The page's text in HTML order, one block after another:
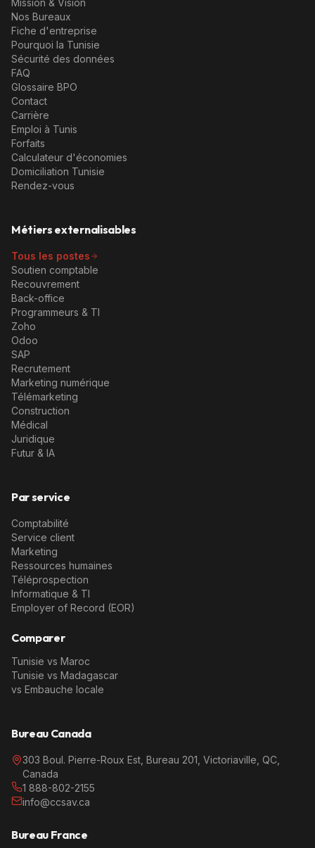
Mission & Vision
Nos Bureaux
Fiche d'entreprise
Pourquoi la Tunisie
Sécurité des données
FAQ
Glossaire BPO
Contact
Carrière
Emploi à Tunis
Forfaits
Calculateur d'économies
Domiciliation Tunisie
Rendez-vous
Métiers externalisables
Tous les postes
Soutien comptable
Recouvrement
Back-office
Programmeurs & TI
Zoho
Odoo
SAP
Recrutement
Marketing numérique
Télémarketing
Construction
Médical
Juridique
Futur & IA
Par service
Comptabilité
Service client
Marketing
Ressources humaines
Téléprospection
Informatique & TI
Employer of Record (EOR)
Comparer
Tunisie vs Maroc
Tunisie vs Madagascar
vs Embauche locale
Bureau Canada
303 Boul. Pierre-Roux Est, Bureau 201, Victoriaville, QC,
Canada
1 888-802-2155
info@ccsav.ca
Bureau France